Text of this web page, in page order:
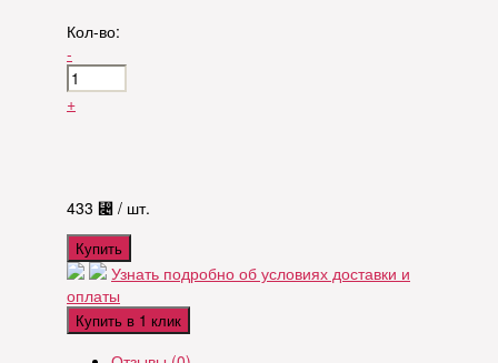
Кол-во:
-
+
433 ⃄ / шт.
Купить
Узнать подробно об условиях доставки и
оплаты
Купить в 1 клик